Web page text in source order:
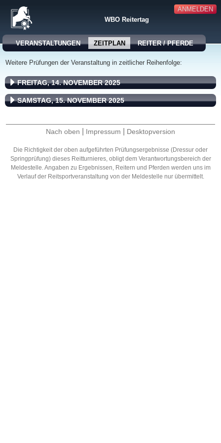
ANMELDEN
WBO Reitertag
VERANSTALTUNGEN ZEITPLAN REITER / PFERDE
Weitere Prüfungen der Veranstaltung in zeitlicher Reihenfolge:
FREITAG, 14. NOVEMBER 2025
SAMSTAG, 15. NOVEMBER 2025
Nach oben Impressum Desktopversion
Die Richtigkeit der oben aufgeführten Prüfungsergebnisse (Dressur oder
Springprüfung) dieses Reitturnieres, obligt dem Verantwortungsbereich der
Meldestelle. Angaben zu Ergebnissen, Reitern und Pferden werden uns im
Verlauf der Reitsportveranstaltung von der Meldestelle nur übermittelt.